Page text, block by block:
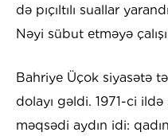
də pıçıltılı suallar
Nəyi sübut etməyə
Bahriye Üçok siyasətə
dolayı gəldi. 1971-ci
məqsədi aydın idi: